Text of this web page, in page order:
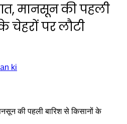
मानसून की पहली
चेहरों पर लौटी
ki